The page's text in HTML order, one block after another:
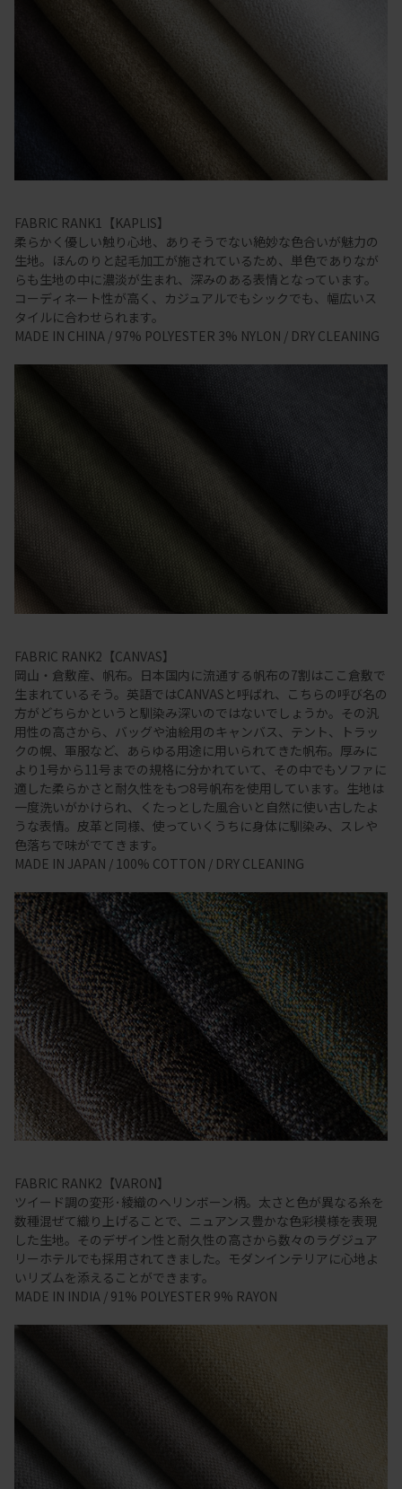
FABRIC RANK1【KAPLIS】
柔らかく優しい触り心地、ありそうでない絶妙な色合いが魅力の
生地。ほんのりと起毛加工が施されているため、単色でありなが
らも生地の中に濃淡が生まれ、深みのある表情となっています。
コーディネート性が高く、カジュアルでもシックでも、幅広いス
タイルに合わせられます。
MADE IN CHINA / 97% POLYESTER 3% NYLON / DRY CLEANING
FABRIC RANK2【CANVAS】
岡山・倉敷産、帆布。日本国内に流通する帆布の7割はここ倉敷で
生まれているそう。英語ではCANVASと呼ばれ、こちらの呼び名の
方がどちらかというと馴染み深いのではないでしょうか。その汎
用性の高さから、バッグや油絵用のキャンバス、テント、トラッ
クの幌、軍服など、あらゆる用途に用いられてきた帆布。厚みに
より1号から11号までの規格に分かれていて、その中でもソファに
適した柔らかさと耐久性をもつ8号帆布を使用しています。生地は
一度洗いがかけられ、くたっとした風合いと自然に使い古したよ
うな表情。皮革と同様、使っていくうちに身体に馴染み、スレや
色落ちで味がでてきます。
MADE IN JAPAN / 100% COTTON / DRY CLEANING
FABRIC RANK2【VARON】
ツイード調の変形･綾織のヘリンボーン柄。太さと色が異なる糸を
数種混ぜて織り上げることで、ニュアンス豊かな色彩模様を表現
した生地。そのデザイン性と耐久性の高さから数々のラグジュア
リーホテルでも採用されてきました。モダンインテリアに心地よ
いリズムを添えることができます。
MADE IN INDIA / 91% POLYESTER 9% RAYON